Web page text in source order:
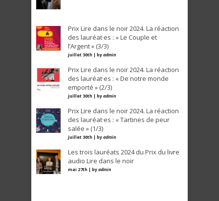
Prix Lire dans le noir 2024. La réaction
des lauréat·es : « Le Couple et
l’Argent » (3/3)
juillet 30th | byadmin
Prix Lire dans le noir 2024. La réaction
des lauréat·es : « De notre monde
emporté » (2/3)
juillet 30th | byadmin
Prix Lire dans le noir 2024. La réaction
des lauréat·es : « Tartines de peur
salée » (1/3)
juillet 30th | byadmin
Les trois lauréats 2024 du Prix du livre
audio Lire dans le noir
mai 27th | byadmin